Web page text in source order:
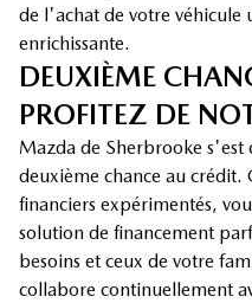
de l'achat de votre véhicule
enrichissante.
DEUXIÈME
PROFITEZ DE
Mazda de Sherbrooke s'est
deuxième chance au crédit.
financiers expérimentés,
solution de financement
besoins et ceux de votre
collabore continuellement